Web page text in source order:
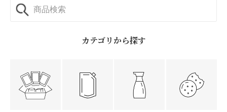
カテゴリから探す